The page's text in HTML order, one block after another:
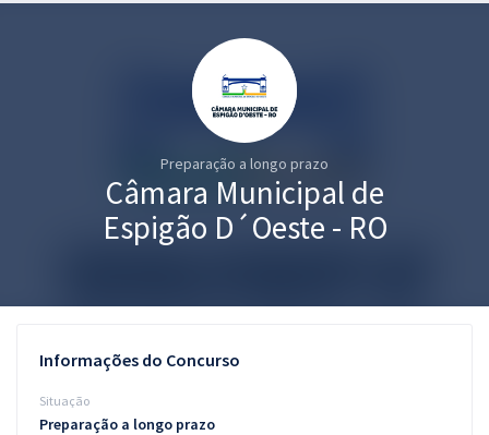
Conteúdo gratuito
Preparação a longo prazo
Câmara Municipal de
Espigão D´Oeste - RO
Informações do Concurso
Situação
Preparação a longo prazo